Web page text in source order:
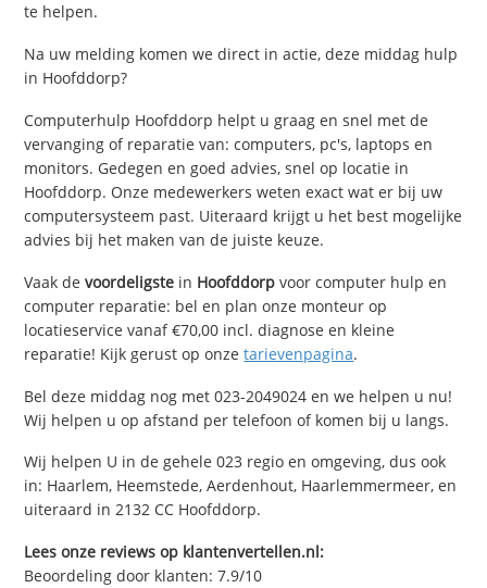
te helpen.
Na uw melding komen we direct in actie, deze middag hulp
in Hoofddorp?
Computerhulp Hoofddorp helpt u graag en snel met de
vervanging of reparatie van: computers, pc's, laptops en
monitors. Gedegen en goed advies, snel op locatie in
Hoofddorp. Onze medewerkers weten exact wat er bij uw
computersysteem past. Uiteraard krijgt u het best mogelijke
advies bij het maken van de juiste keuze.
Vaak devoordeligste in Hoofddorp voor computer hulp en
computer reparatie: bel en plan onze monteur op
locatieservice vanaf €70,00 incl. diagnose en kleine
reparatie! Kijk gerust op onzetarievenpagina.
Bel deze middag nog met 023-2049024 en we helpen u nu!
Wij helpen u op afstand per telefoon of komen bij u langs.
Wij helpen U in de gehele 023 regio en omgeving, dus ook
in: Haarlem, Heemstede, Aerdenhout, Haarlemmermeer, en
uiteraard in 2132 CC Hoofddorp.
Lees onze reviews op klantenvertellen.nl:
Beoordeling door klanten:7.9/10